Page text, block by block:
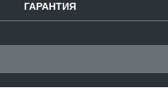
ГАРАНТИЯ